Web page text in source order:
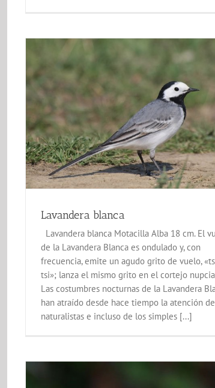
Lavandera blanca
Lavandera blanca Motacilla Alba 18 cm. El
de la Lavandera Blanca es ondulado y, con
frecuencia, emite un agudo grito de vuelo,
tsi»; lanza el mismo grito en el cortejo
Las costumbres nocturnas de la Lavandera
han atraído desde hace tiempo la atención
naturalistas e incluso de los simples [...]
Aves